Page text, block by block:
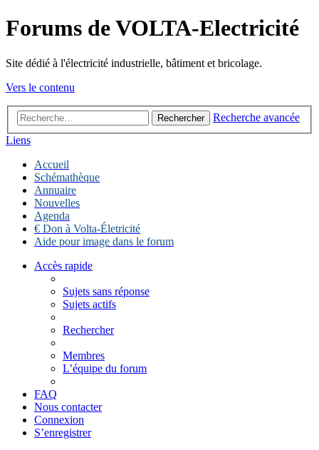
Forums de VOLTA-Electricité
Site dédié à l'électricité industrielle, bâtiment et bricolage.
Vers le contenu
Rechercher
Recherche avancée
Liens
Accueil
Schémathèque
Annuaire
Nouvelles
Agenda
€ Don à Volta-Életricité
Aide pour image dans le forum
Accès rapide
Sujets sans réponse
Sujets actifs
Rechercher
Membres
L’équipe du forum
FAQ
Nous contacter
Connexion
S’enregistrer